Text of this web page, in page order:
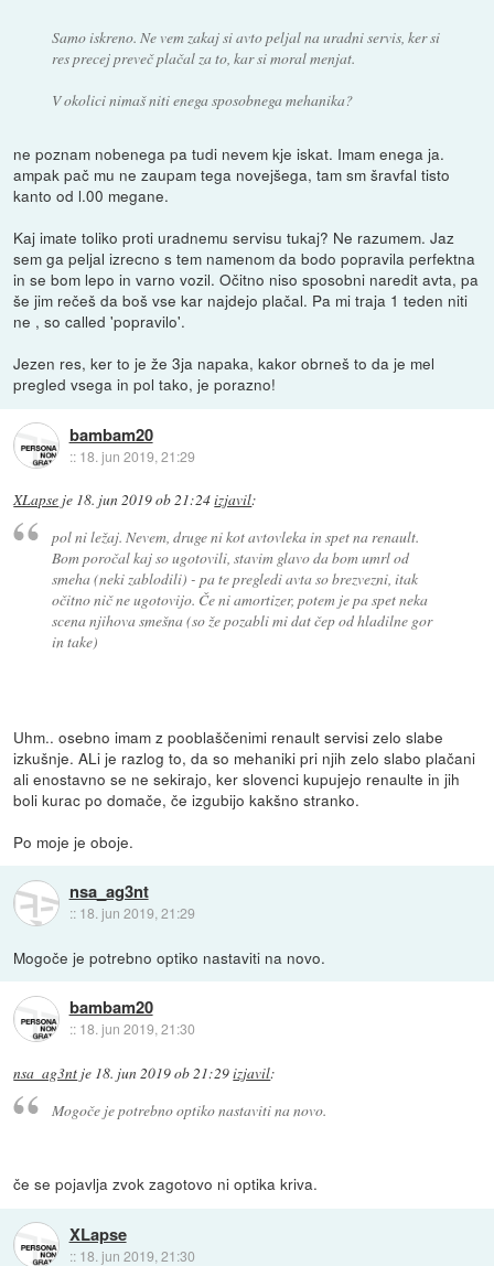
Samo iskreno. Ne vem zakaj si avto peljal na uradni servis, ker si
res precej preveč plačal za to, kar si moral menjat.
V okolici nimaš niti enega sposobnega mehanika?
ne poznam nobenega pa tudi nevem kje iskat. Imam enega ja.
ampak pač mu ne zaupam tega novejšega, tam sm šravfal tisto
kanto od l.00 megane.
Kaj imate toliko proti uradnemu servisu tukaj? Ne razumem. Jaz
sem ga peljal izrecno s tem namenom da bodo popravila perfektna
in se bom lepo in varno vozil. Očitno niso sposobni naredit avta, pa
še jim rečeš da boš vse kar najdejo plačal. Pa mi traja 1 teden niti
ne , so called 'popravilo'.
Jezen res, ker to je že 3ja napaka, kakor obrneš to da je mel
pregled vsega in pol tako, je porazno!
bambam20
:: 18. jun 2019, 21:29
XLapse je 18. jun 2019 ob 21:24izjavil:
pol ni ležaj. Nevem, druge ni kot avtovleka in spet na renault.
Bom poročal kaj so ugotovili, stavim glavo da bom umrl od
smeha (neki zablodili) - pa te pregledi avta so brezvezni, itak
očitno nič ne ugotovijo. Če ni amortizer, potem je pa spet neka
scena njihova smešna (so že pozabli mi dat čep od hladilne gor
in take)
Uhm.. osebno imam z pooblaščenimi renault servisi zelo slabe
izkušnje. ALi je razlog to, da so mehaniki pri njih zelo slabo plačani
ali enostavno se ne sekirajo, ker slovenci kupujejo renaulte in jih
boli kurac po domače, če izgubijo kakšno stranko.
Po moje je oboje.
nsa_ag3nt
:: 18. jun 2019, 21:29
Mogoče je potrebno optiko nastaviti na novo.
bambam20
:: 18. jun 2019, 21:30
nsa_ag3nt je 18. jun 2019 ob 21:29izjavil:
Mogoče je potrebno optiko nastaviti na novo.
če se pojavlja zvok zagotovo ni optika kriva.
XLapse
:: 18. jun 2019, 21:30